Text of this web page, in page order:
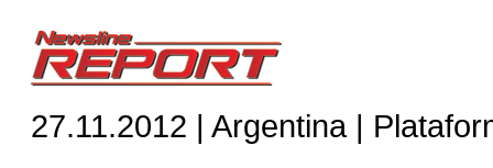
27.11.2012 | Argentina |